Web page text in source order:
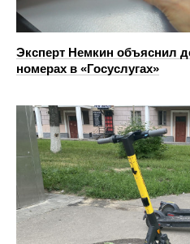
Эксперт Немкин объяснил
номерах в «Госуслугах»